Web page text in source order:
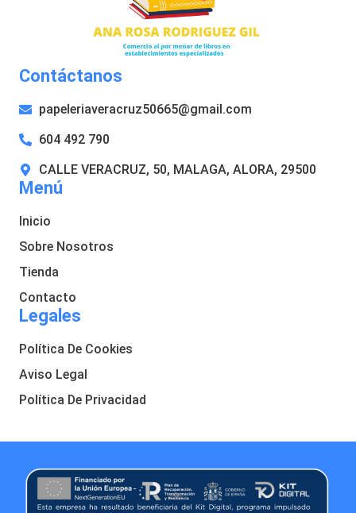
Menú
Inicio
Sobre Nosotros
Tienda
Contacto
Legales
Política De Cookies
Aviso Legal
Política De Privacidad
Contáctanos
papeleriaveracruz50665@gmail.com
604 492 790
CALLE VERACRUZ, 50, MALAGA, ALORA, 29500